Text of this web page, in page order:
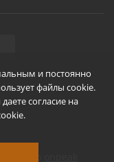
и постоянно
файлы cookie.
согласие на